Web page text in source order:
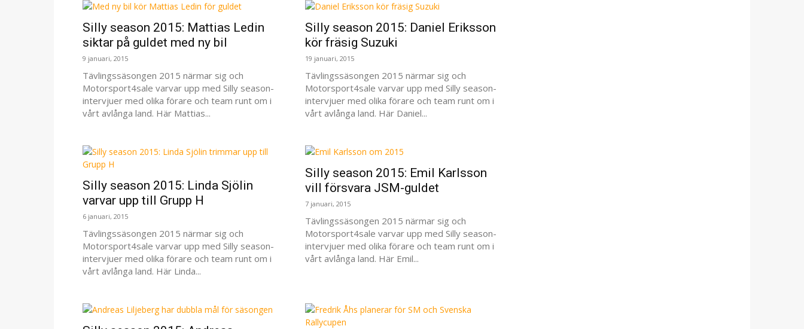
Silly season 2015: Mattias Ledin
siktar på guldet med ny bil
9 januari, 2015
Tävlingssäsongen 2015 närmar sig och
Motorsport4sale varvar upp med Silly season-
intervjuer med olika förare och team runt om i
vårt avlånga land. Här Mattias...
Silly season 2015: Daniel Eriksson
kör fräsig Suzuki
19 januari, 2015
Tävlingssäsongen 2015 närmar sig och
Motorsport4sale varvar upp med Silly season-
intervjuer med olika förare och team runt om i
vårt avlånga land. Här Daniel...
Silly season 2015: Linda Sjölin
varvar upp till Grupp H
6 januari, 2015
Tävlingssäsongen 2015 närmar sig och
Motorsport4sale varvar upp med Silly season-
intervjuer med olika förare och team runt om i
vårt avlånga land. Här Linda...
Silly season 2015: Emil Karlsson
vill försvara JSM-guldet
7 januari, 2015
Tävlingssäsongen 2015 närmar sig och
Motorsport4sale varvar upp med Silly season-
intervjuer med olika förare och team runt om i
vårt avlånga land. Här Emil...